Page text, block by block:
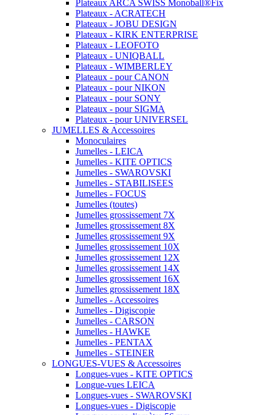
Plateaux ARCA SWISS Monoball®Fix
Plateaux - ACRATECH
Plateaux - JOBU DESIGN
Plateaux - KIRK ENTERPRISE
Plateaux - LEOFOTO
Plateaux - UNIQBALL
Plateaux - WIMBERLEY
Plateaux - pour CANON
Plateaux - pour NIKON
Plateaux - pour SONY
Plateaux - pour SIGMA
Plateaux - pour UNIVERSEL
JUMELLES & Accessoires
Monoculaires
Jumelles - LEICA
Jumelles - KITE OPTICS
Jumelles - SWAROVSKI
Jumelles - STABILISEES
Jumelles - FOCUS
Jumelles (toutes)
Jumelles grossissement 7X
Jumelles grossissement 8X
Jumelles grossissement 9X
Jumelles grossissement 10X
Jumelles grossissement 12X
Jumelles grossissement 14X
Jumelles grossissement 16X
Jumelles grossissement 18X
Jumelles - Accessoires
Jumelles - Digiscopie
Jumelles - CARSON
Jumelles - HAWKE
Jumelles - PENTAX
Jumelles - STEINER
LONGUES-VUES & Accessoires
Longues-vues - KITE OPTICS
Longue-vues LEICA
Longues-vues - SWAROVSKI
Longues-vues - Digiscopie